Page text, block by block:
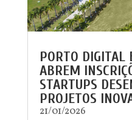
PORTO DIGITAL
ABREM
STARTUPS
PROJETOS
21/01/2026